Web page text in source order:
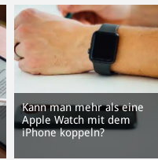
Kann man mehr als eine
Apple Watch mit dem
iPhone koppeln?